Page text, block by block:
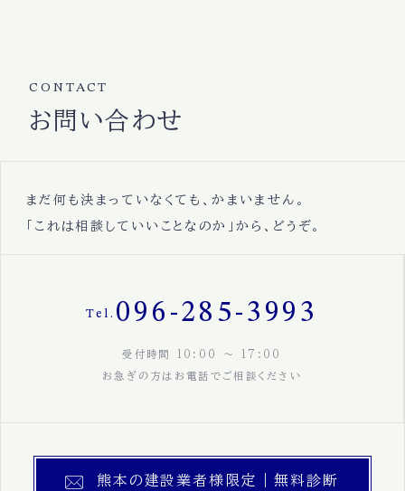
CONTACT
お問い合わせ
まだ何も決まっていなくても、かまいません。
「これは相談していいことなのか」から、どうぞ。
Tel. 096-285-3993
受付時間 10:00 〜 17:00
お急ぎの方はお電話でご相談ください
熊本の建設業者様限定｜無料診断